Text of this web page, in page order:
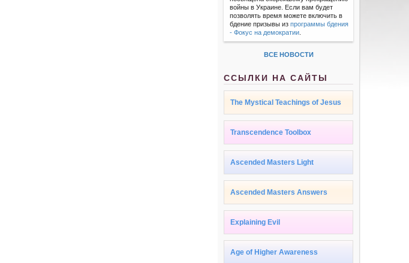
войны в Украине. Если вам будет
позволять время можете включить в
бдение призывы изпрограммы бдения
- Фокус на демократии
ВСЕ НОВОСТИ
ССЫЛКИ НА САЙТЫ
The Mystical Teachings of Jesus
Transcendence Toolbox
Ascended Masters Light
Ascended Masters Answers
Explaining Evil
Age of Higher Awareness